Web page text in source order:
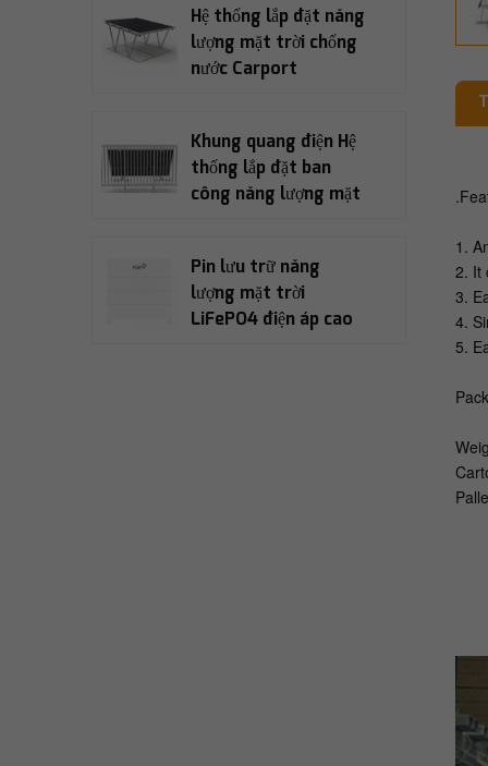
.
1.
2. It
3.
4.
5.
Hệ thống lắp đặt năng
lượng mặt trời chống
nước Carport
Khung quang điện Hệ
thống lắp đặt ban
công năng lượng mặt
Pin lưu trữ năng
lượng mặt trời
LiFePO4 điện áp cao